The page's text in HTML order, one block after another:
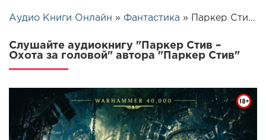
Аудио Книги Онлайн » Фантастика » Паркер Стив – Охота за головой | 25594
Слушайте аудиокнигу "Паркер Стив –
Охота за головой" автора "Паркер Стив"